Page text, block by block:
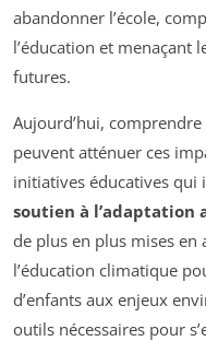
abandonner l’école,
l’éducation et menaçant
futures.
Aujourd’hui, comprendre
peuvent atténuer ces
initiatives éducatives qui
soutien à l’adaptation
de plus en plus mises
l’éducation climatique
d’enfants aux enjeux
outils nécessaires pour